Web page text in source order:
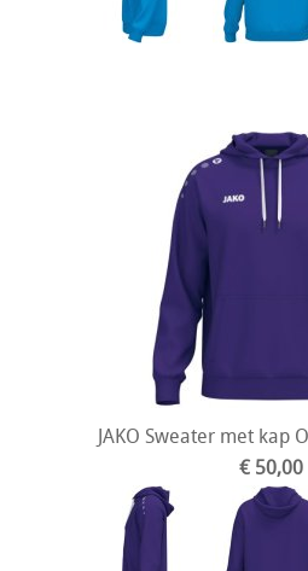
JAKO Sweater met kap
€ 50,00